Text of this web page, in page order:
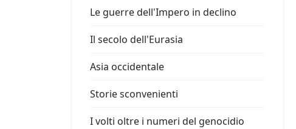
Le guerre dell'Impero in declino
Il secolo dell'Eurasia
Asia occidentale
Storie sconvenienti
I volti oltre i numeri del genocidio